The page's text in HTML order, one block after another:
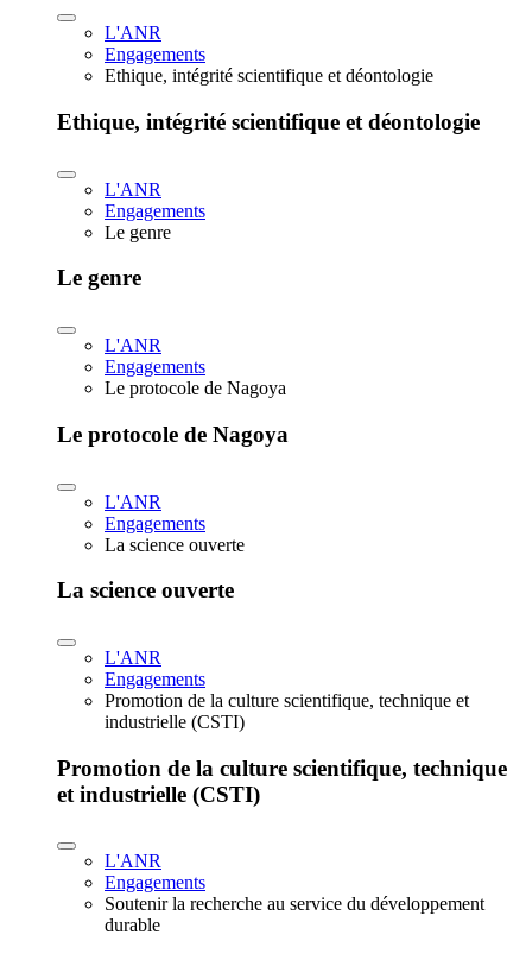
L'ANR
Engagements
Ethique, intégrité scientifique et déontologie
Ethique, intégrité scientifique et déontologie
L'ANR
Engagements
Le genre
Le genre
L'ANR
Engagements
Le protocole de Nagoya
Le protocole de Nagoya
L'ANR
Engagements
La science ouverte
La science ouverte
L'ANR
Engagements
Promotion de la culture scientifique, technique et
industrielle (CSTI)
Promotion de la culture scientifique, technique
et industrielle (CSTI)
L'ANR
Engagements
Soutenir la recherche au service du développement
durable